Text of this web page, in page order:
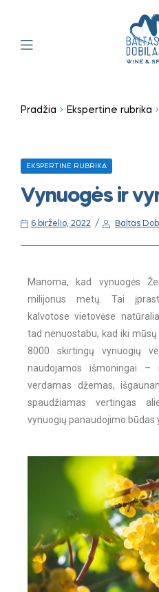
Pradžia Ekspertinė rubrika
EKSPERTINĖ RUBRIKA
Vynuogės ir
6 birželio, 2022 Baltas
Manoma, kad vynuogės
milijonus metų. Tai
kalvotose vietovėse
tad nenuostabu, kad iki
8000 skirtingų vynuogių
naudojamos išmoningai –
verdamas džemas,
spaudžiamas vertingas
vynuogių panaudojimo būdas